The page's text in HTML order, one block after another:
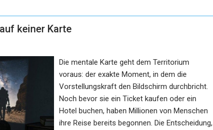
keiner Karte
Die mentale Karte geht dem Territorium
voraus: der exakte Moment, in dem die
Vorstellungskraft den Bildschirm durchbricht.
Noch bevor sie ein Ticket kaufen oder ein
Hotel buchen, haben Millionen von Menschen
ihre Reise bereits begonnen. Die Entscheidung,